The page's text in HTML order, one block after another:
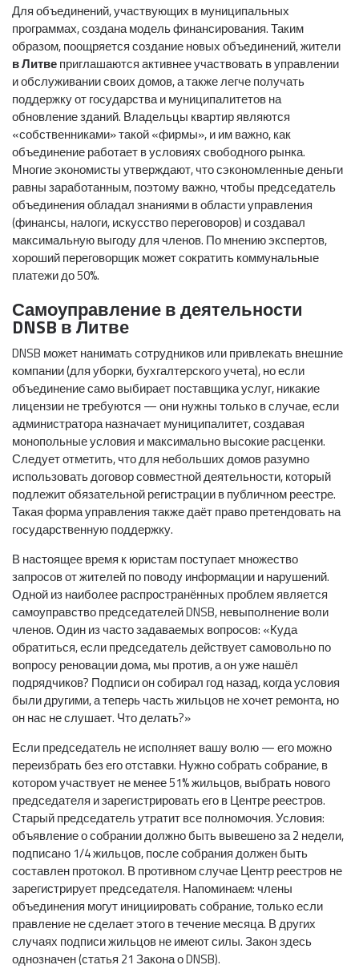
Для объединений, участвующих в муниципальных
программах, создана модель финансирования. Таким
образом, поощряется создание новых объединений, жители
в Литвеприглашаются активнее участвовать в управлении
и обслуживании своих домов, а также легче получать
поддержку от государства и муниципалитетов на
обновление зданий. Владельцы квартир являются
«собственниками» такой «фирмы», и им важно, как
объединение работает в условиях свободного рынка.
Многие экономисты утверждают, что сэкономленные деньги
равны заработанным, поэтому важно, чтобы председатель
объединения обладал знаниями в области управления
(финансы, налоги, искусство переговоров) и создавал
максимальную выгоду для членов. По мнению экспертов,
хороший переговорщик может сократить коммунальные
платежи до 50%.
Самоуправление в деятельности
DNSBв Литве
DNSB может нанимать сотрудников или привлекать внешние
компании (для уборки, бухгалтерского учета), но если
объединение само выбирает поставщика услуг, никакие
лицензии не требуются — они нужны только в случае, если
администратора назначает муниципалитет, создавая
монопольные условия и максимально высокие расценки.
Следует отметить, что для небольших домов разумно
использовать договор совместной деятельности, который
подлежит обязательной регистрации в публичном реестре.
Такая форма управления также даёт право претендовать на
государственную поддержку.
В настоящее время к юристам поступает множество
запросов от жителей по поводу информации и нарушений.
Одной из наиболее распространённых проблем является
самоуправство председателей DNSB, невыполнение воли
членов. Один из часто задаваемых вопросов: «Куда
обратиться, если председатель действует самовольно по
вопросу реновации дома, мы против, а он уже нашёл
подрядчиков? Подписи он собирал год назад, когда условия
были другими, а теперь часть жильцов не хочет ремонта, но
он нас не слушает. Что делать?»
Если председатель не исполняет вашу волю — его можно
переизбрать без его отставки. Нужно собрать собрание, в
котором участвует не менее 51% жильцов, выбрать нового
председателя и зарегистрировать его в Центре реестров.
Старый председатель утратит все полномочия. Условия:
объявление о собрании должно быть вывешено за 2 недели,
подписано 1/4 жильцов, после собрания должен быть
составлен протокол. В противном случае Центр реестров не
зарегистрирует председателя. Напоминаем: члены
объединения могут инициировать собрание, только если
правление не сделает этого в течение месяца. В других
случаях подписи жильцов не имеют силы. Закон здесь
однозначен (статья 21 Закона о DNSB).